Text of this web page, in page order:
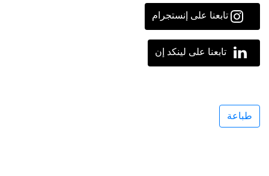
تابعنا على إنستجرام
تابعنا على لينكد إن
طباعة